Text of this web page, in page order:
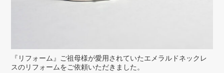
『リフォーム』ご祖母様が愛用されていたエメラルドネックレ
スのリフォームをご依頼いただきました。